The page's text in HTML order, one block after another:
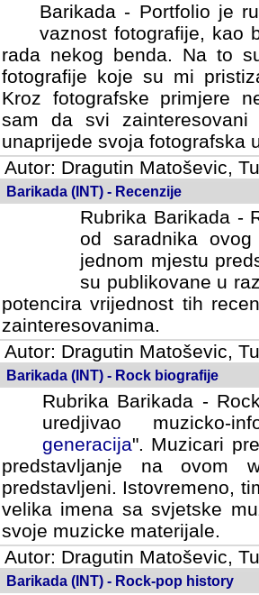
Barikada - Portfolio je
vaznost fotografije, kao
rada nekog benda. Na to
fotografije koje su mi
fotografske primjere
svi zainteresovani
svoja fotografska umijeca.
Autor: Dragutin Matoševic,
Barikada (INT) - Recenzije
Rubrika Barikada -
od saradnika
jednom mjestu
su publikovane u
potencira vrijednost tih
zainteresovanima.
Autor: Dragutin Matoševic,
Barikada (INT) - Rock biografije
Rubrika Barikada -
uredjivao muzicko-
Muzicari predstavljeni u
na ovom web portalu
Istovremeno, tim nacinom
sa svjetske muzicke scene
materijale.
Autor: Dragutin Matoševic,
Barikada (INT) - Rock-pop history